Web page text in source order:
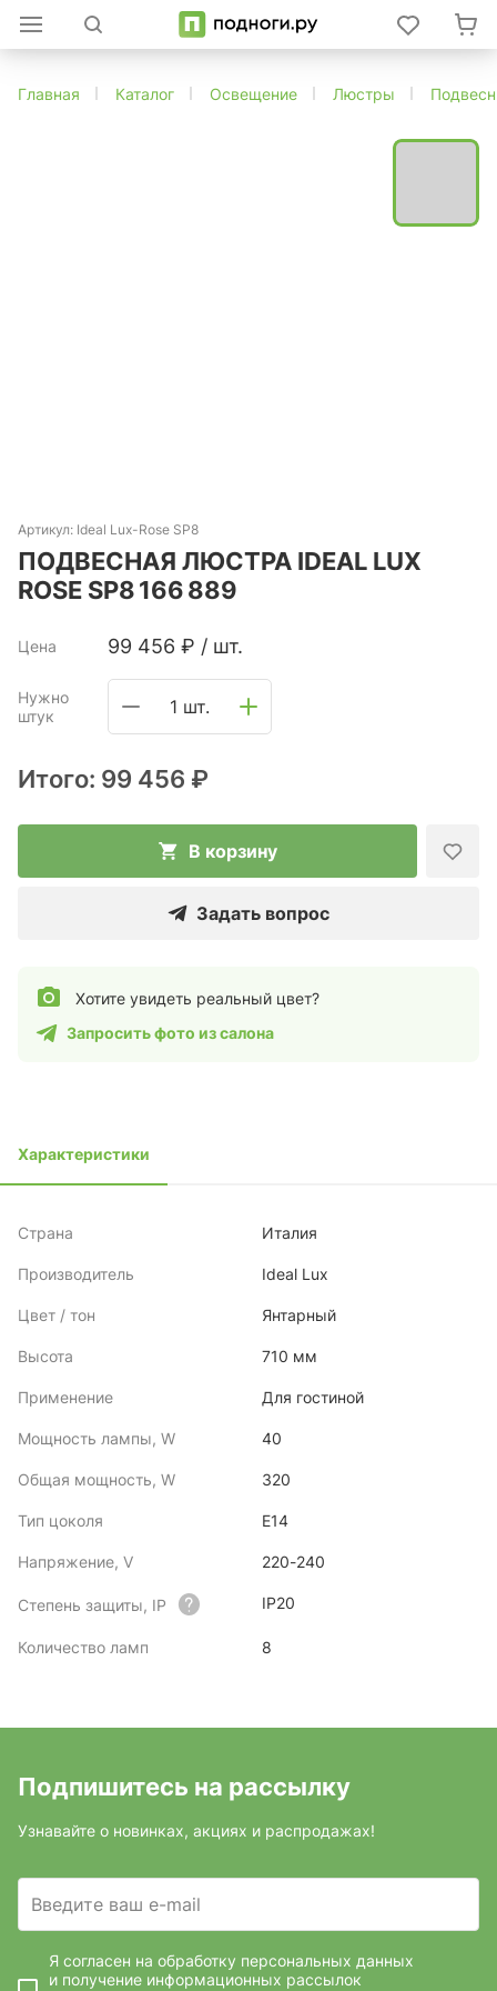
Главная Каталог Освещение Люстры
Артикул: Ideal Lux-Rose SP8
ПОДВЕСНАЯ ЛЮСТРА IDEAL LUX
ROSE SP8 166 889
Цена 99 456 ₽ / шт.
Нужно
штук
1 шт.
Итого: 99 456 ₽
В корзину
Задать вопрос
Хотите увидеть реальный цвет?
Запросить фото из салона
Характеристики
Страна Италия
Производитель Ideal Lux
Цвет / тон Янтарный
Высота 710 мм
Применение Для гостиной
Мощность лампы, W 40
Общая мощность, W 320
Тип цоколя E14
Напряжение, V 220-240
Степень защиты, IP IP20
Количество ламп 8
Подпишитесь на рассылку
Узнавайте о новинках, акциях и распродажах!
Введите ваш e-mail
Я согласен на обработку персональных данных
и получение информационных рассылок